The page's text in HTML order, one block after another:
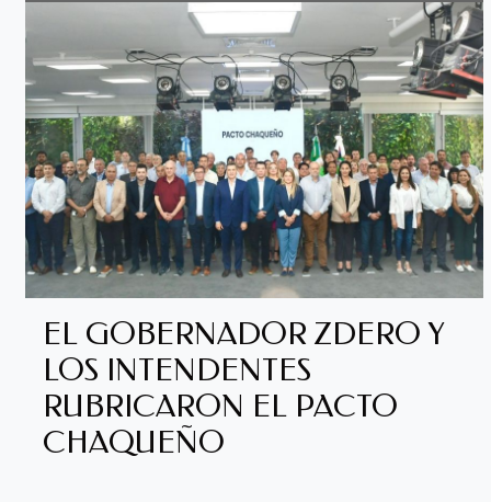
EL GOBERNADOR ZDERO Y
LOS INTENDENTES
RUBRICARON EL PACTO
CHAQUEÑO